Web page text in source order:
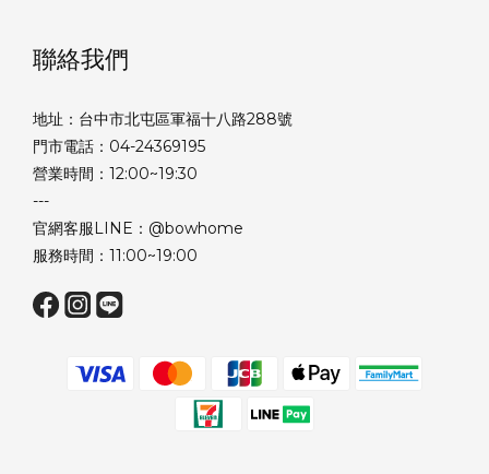
聯絡我們
地址：台中市北屯區軍福十八路288號
門市電話：04-24369195
營業時間：12:00~19:30
---
官網客服LINE：@bowhome
服務時間：11:00~19:00